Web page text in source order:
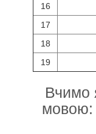
16
17
18
19
Вчимо
мовою: